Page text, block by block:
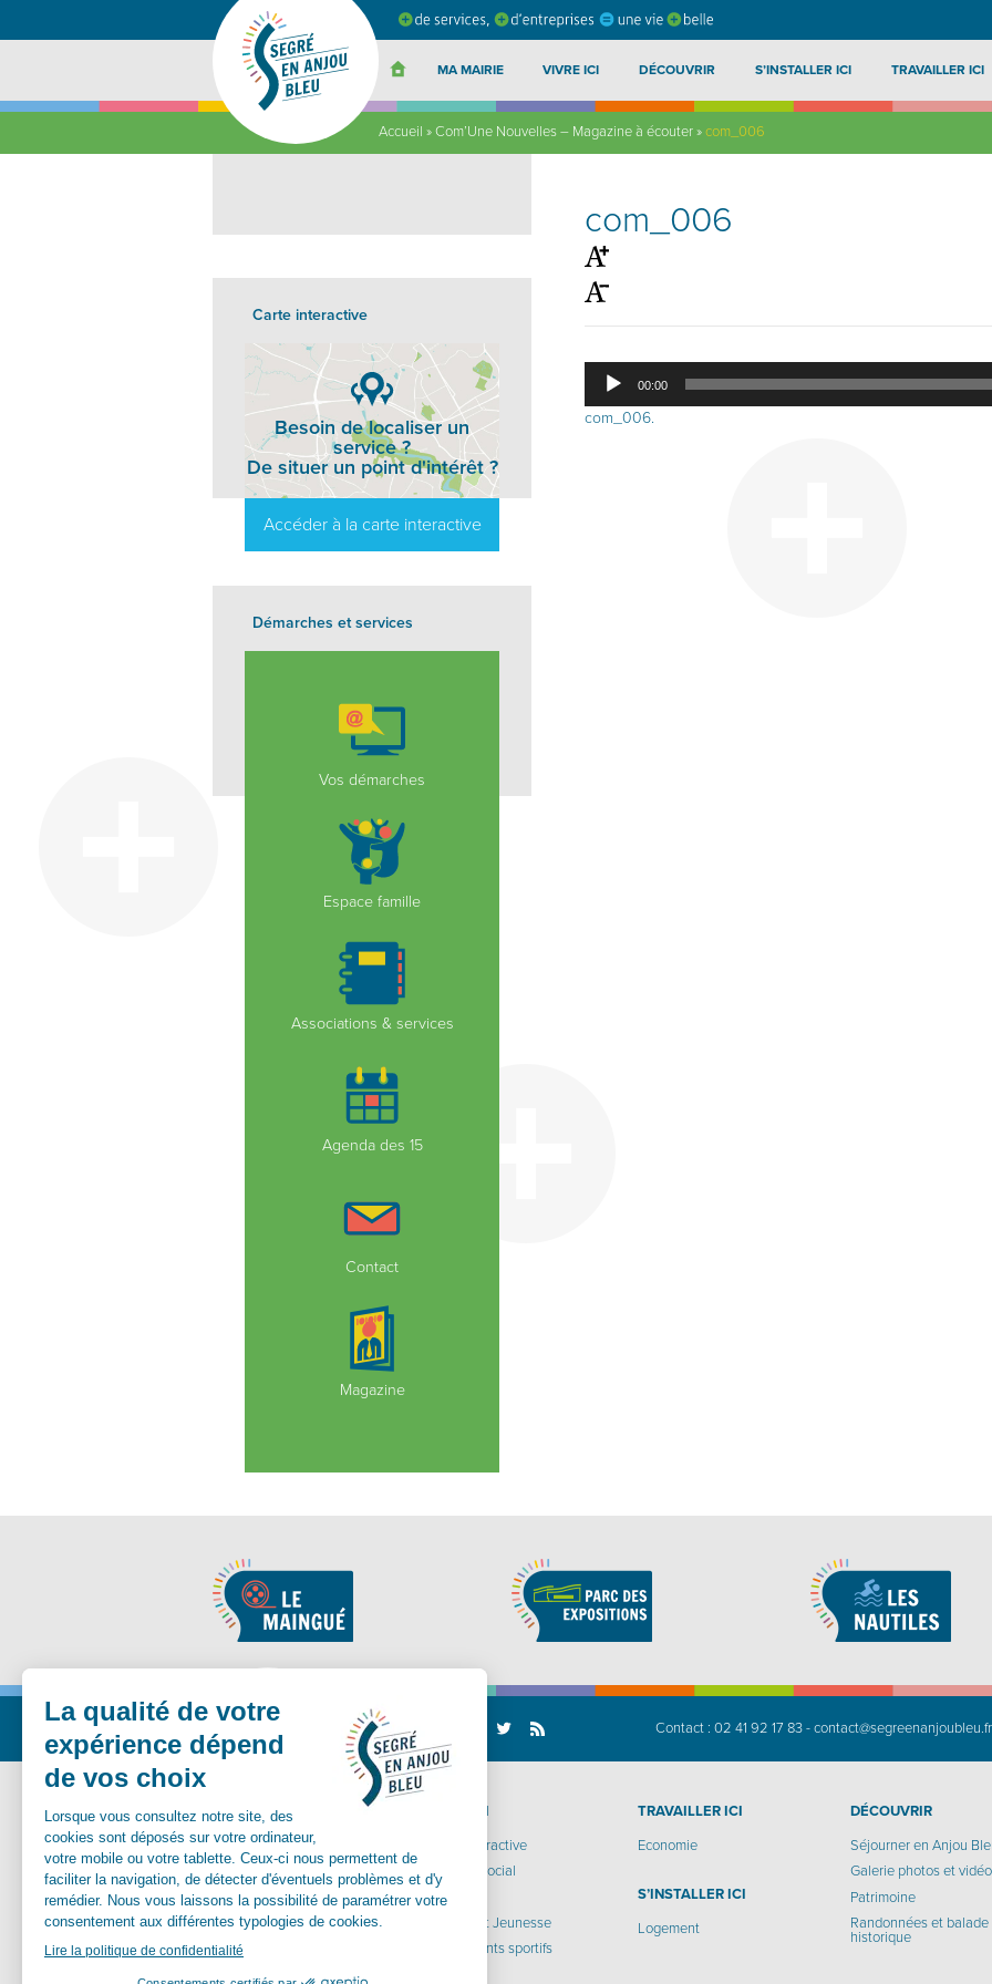
MA MAIRIE VIVRE ICI DÉCOUVRIR S’INSTALLER ICI TRAVAILLER ICI
Accueil »Com’Une Nouvelles – Magazine à écouter»com_006
com_006
Lecteur
audio
00:00
com_006.
Carte interactive
Besoin de localiser un
service ?
De situer un point d'intérêt ?
Accéder à la carte interactive
Démarches et services
Vos démarches
Espace famille
Associations & services
Agenda des 15
Contact
Magazine
Nous suivre Contact :02 41 92 17 83-contact@segreenanjoubleu.fr
MA MAIRIE
Communes déléguées
Conseil Municipal
Vos démarches
Services municipaux
Urbanisme
VIVRE ICI
Carte interactive
Santé et social
Aînés
Enfance et Jeunesse
Equipements sportifs
TRAVAILLER ICI
Economie
S’INSTALLER ICI
Logement
DÉCOUVRIR
Séjourner en Anjou
Galerie photos et
Patrimoine
Randonnées et balade
historique